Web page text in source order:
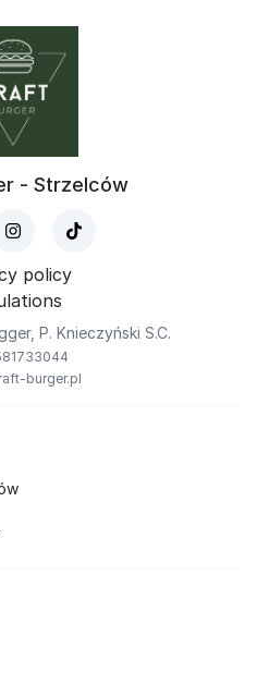
- Strzelców
policy
P. Knieczyński S.C.
burger.pl